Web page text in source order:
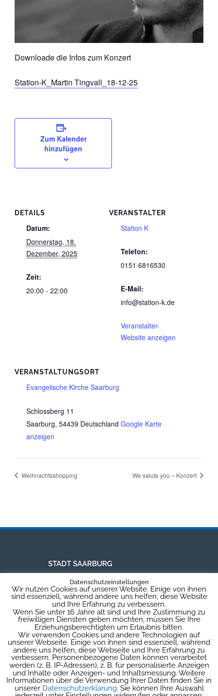
Downloade die Infos zum Konzert
Station-K_Martin Tingvall_18-12-25
Zum Kalender
hinzufügen
DETAILS
Datum:
Donnerstag, 18.
Dezember, 2025
Zeit:
20:00 - 22:00
VERANSTALTUNGSORT
Evangelische Kirche Saarburg
Schlossberg 11
Saarburg, 54439 Deutschland Google Karte
anzeigen
VERANSTALTER
Station K
Telefon:
0151 6816530
E-Mail:
info@station-k.de
Veranstalter-
Website anzeigen
Weihnachtsshopping We salute you – Konzert
STADT SAARBURG
Rechnungsadresse:
Schlossberg 6
54439 Saarburg
Besuchsadresse:
Graf-Siegfried-Str. 32, 2. Etage
54439 Saarburg
stadtverwaltung@saarburg.de
Tel: 06581 / 827 3608 -20
Datenschutzeinstellungen
Wir nutzen Cookies auf unserer Website. Einige von ihnen
sind essenziell, während andere uns helfen, diese Website
und Ihre Erfahrung zu verbessern.
Wenn Sie unter 16 Jahre alt sind und Ihre Zustimmung zu
freiwilligen Diensten geben möchten, müssen Sie Ihre
Erziehungsberechtigten um Erlaubnis bitten.
Wir verwenden Cookies und andere Technologien auf
unserer Webseite. Einige von ihnen sind essenziell, während
andere uns helfen, diese Webseite und Ihre Erfahrung zu
verbessern. Personenbezogene Daten können verarbeitet
werden (z. B. IP-Adressen), z. B. für personalisierte Anzeigen
und Inhalte oder Anzeigen- und Inhaltsmessung. Weitere
Informationen über die Verwendung Ihrer Daten finden Sie in
unserer Datenschutzerklärung. Sie können Ihre Auswahl